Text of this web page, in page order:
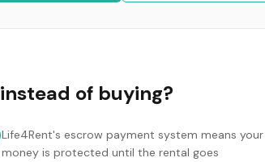
instead of buying?
Life4Rent's escrow payment system means your
money is protected until the rental goes